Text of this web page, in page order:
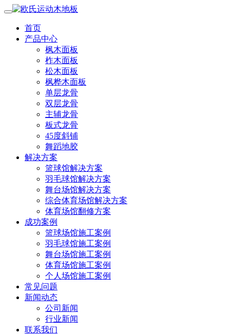
首页
产品中心
枫木面板
柞木面板
松木面板
枫桦木面板
单层龙骨
双层龙骨
主辅龙骨
板式龙骨
45度斜铺
舞蹈地胶
解决方案
篮球馆解决方案
羽毛球馆解决方案
舞台场馆解决方案
综合体育场馆解决方案
体育场馆翻修方案
成功案例
篮球场馆施工案例
羽毛球馆施工案例
舞台场馆施工案例
体育场馆施工案例
个人场馆施工案例
常见问题
新闻动态
公司新闻
行业新闻
联系我们